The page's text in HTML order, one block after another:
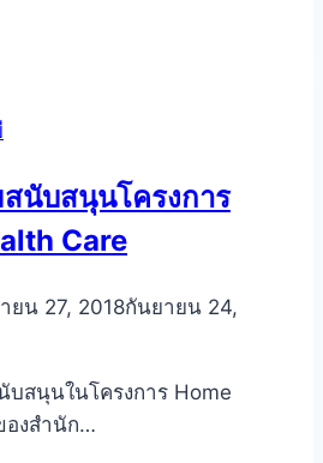
นับสนุนโครงการ
Care
ยน 27, 2018กันยายน 24,
บสนุนในโครงการ Home
องสำนัก…